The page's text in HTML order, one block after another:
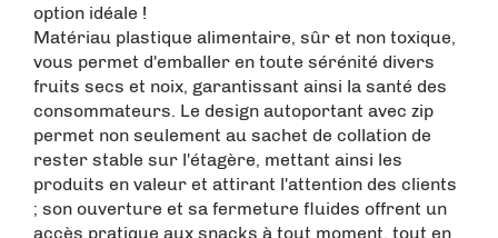
option idéale !
Matériau plastique alimentaire, sûr et non toxique,
vous permet d'emballer en toute sérénité divers
fruits secs et noix, garantissant ainsi la santé des
consommateurs. Le design autoportant avec zip
permet non seulement au sachet de collation de
rester stable sur l'étagère, mettant ainsi les
produits en valeur et attirant l'attention des clients
; son ouverture et sa fermeture fluides offrent un
accès pratique aux snacks à tout moment, tout en